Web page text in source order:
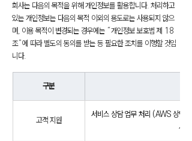
회사는 다음의 목적을 위해 개인정보를 활용합니다. 처리하고
있는 개인정보는 다음의 목적 이외의 용도로는 사용되지 않으
며, 이용 목적이 변경되는 경우에는 “개인정보 보호법 제 18
조”에 따라 별도의 동의를 받는 등 필요한 조치를 이행할 것입
니다.
구분
고객 지원
서비스 상담 업무 처리 (AWS 상
서비